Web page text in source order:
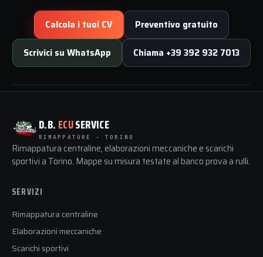
Calcola i tuoi CV Preventivo gratuito
Scrivici su WhatsApp Chiama +39 392 932 7013
D.B. ECUSERVICE
RIMAPPATURE · TORINO
Rimappatura centraline, elaborazioni meccaniche e scarichi
sportivi a Torino. Mappe su misura testate al banco prova a rulli.
SERVIZI
Rimappatura centraline
Elaborazioni meccaniche
Scarichi sportivi